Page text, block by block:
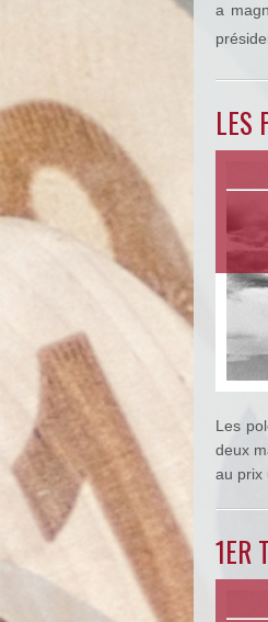
a
LES
Les
deux
au prix
1ER